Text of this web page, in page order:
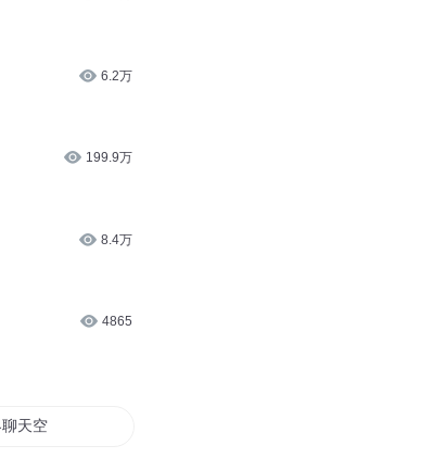
6.2万
199.9万
8.4万
4865
天空间